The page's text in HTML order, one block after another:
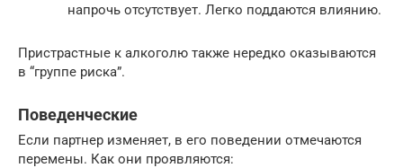
напрочь отсутствует. Легко поддаются влиянию.
Пристрастные к алкоголю также нередко оказываются
в “группе риска”.
Поведенческие
Если партнер изменяет, в его поведении отмечаются
перемены. Как они проявляются: